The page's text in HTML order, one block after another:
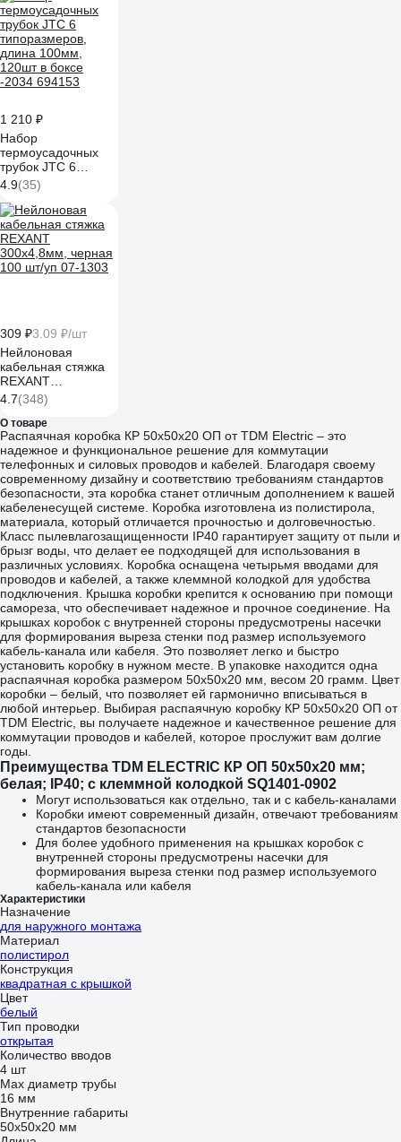
1 210 ₽
Набор
термоусадочных
трубок JTC 6
типоразмеров,
длина 100мм,
120шт в боксе
-2034 694153
4.9(35)
309 ₽3.09 ₽/шт
Нейлоновая
кабельная стяжка
REXANT
300x4,8мм, черная
100 шт/уп 07-1303
4.7(348)
О товаре
Распаячная коробка КР 50х50х20 ОП от TDM Electric – это
надежное и функциональное решение для коммутации
телефонных и силовых проводов и кабелей. Благодаря своему
современному дизайну и соответствию требованиям стандартов
безопасности, эта коробка станет отличным дополнением к вашей
кабеленесущей системе. Коробка изготовлена из полистирола,
материала, который отличается прочностью и долговечностью.
Класс пылевлагозащищенности IP40 гарантирует защиту от пыли и
брызг воды, что делает ее подходящей для использования в
различных условиях. Коробка оснащена четырьмя вводами для
проводов и кабелей, а также клеммной колодкой для удобства
подключения. Крышка коробки крепится к основанию при помощи
самореза, что обеспечивает надежное и прочное соединение. На
крышках коробок с внутренней стороны предусмотрены насечки
для формирования выреза стенки под размер используемого
кабель-канала или кабеля. Это позволяет легко и быстро
установить коробку в нужном месте. В упаковке находится одна
распаячная коробка размером 50х50х20 мм, весом 20 грамм. Цвет
коробки – белый, что позволяет ей гармонично вписываться в
любой интерьер. Выбирая распаячную коробку КР 50х50х20 ОП от
TDM Electric, вы получаете надежное и качественное решение для
коммутации проводов и кабелей, которое прослужит вам долгие
годы.
Преимущества TDM ELECTRIC КР ОП 50x50x20 мм;
белая; IP40; с клеммной колодкой SQ1401-0902
Могут использоваться как отдельно, так и с кабель-каналами
Коробки имеют современный дизайн, отвечают требованиям
стандартов безопасности
Для более удобного применения на крышках коробок с
внутренней стороны предусмотрены насечки для
формирования выреза стенки под размер используемого
кабель-канала или кабеля
Характеристики
Назначение
для наружного монтажа
Материал
полистирол
Конструкция
квадратная с крышкой
Цвет
белый
Тип проводки
открытая
Количество вводов
4 шт
Max диаметр трубы
16 мм
Внутренние габариты
50x50x20 мм